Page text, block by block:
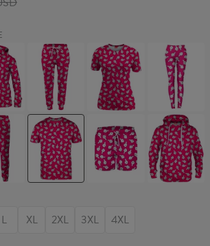
Spodnie
damskie
HATERS
GONNA
HATE
Koszulka
damska
HATERS
GONNA
HATE
Legginsy
HATERS
GONNA
HATE
Koszulka
HATERS
GONNA
HATE
HATERS
GONNA
HATE
Bluza
kapturem
HATERS
GONNA
HATE
L XL 2XL 3XL
4XL